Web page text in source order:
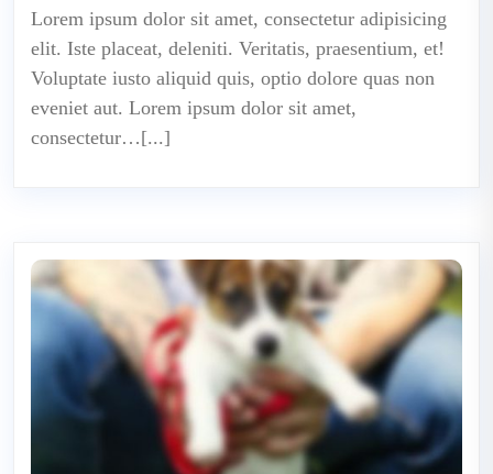
Lorem ipsum dolor sit amet, consectetur adipisicing
elit. Iste placeat, deleniti. Veritatis, praesentium, et!
Voluptate iusto aliquid quis, optio dolore quas non
eveniet aut. Lorem ipsum dolor sit amet,
consectetur…[...]